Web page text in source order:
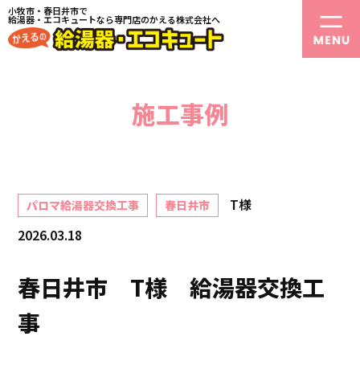
小牧市・春日井市で
給湯器・エコキュートなら専門店のかえる株式会社へ
施工事例
パロマ給湯器交換工事 春日井市
T様
2026.03.18
春日井市 T様 給湯器交換工
事